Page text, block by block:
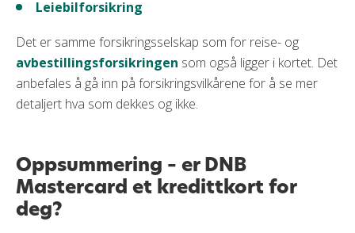
Leiebilforsikring
Det er samme forsikringsselskap som for reise- og
avbestillingsforsikringen som også ligger i kortet. Det
anbefales å gå inn på forsikringsvilkårene for å se mer
detaljert hva som dekkes og ikke.
Oppsummering – er DNB
Mastercard et kredittkort for
deg?